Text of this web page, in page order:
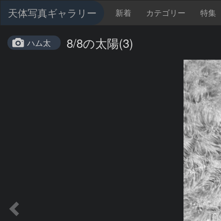
天体写真ギャラリー 新着 カテゴリー 特集
ハム太 8/8の太陽(3)